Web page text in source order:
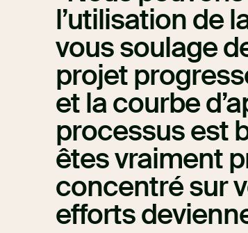
l’utilisation de
vous soulage
projet
et la courbe
processus est
êtes vraiment
concentré sur
efforts